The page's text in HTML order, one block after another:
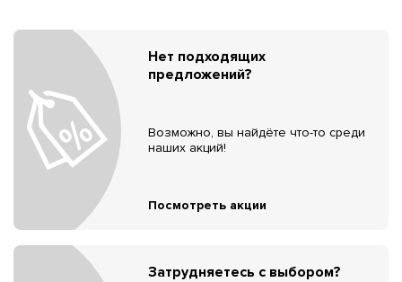
Нет подходящих
предложений?
Возможно, вы найдёте что-то среди
наших акций!
Посмотреть акции
Затрудняетесь с выбором?